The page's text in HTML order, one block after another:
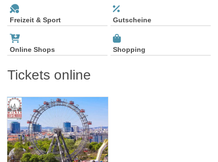
Freizeit & Sport Gutscheine
Online Shops Shopping
Tickets online